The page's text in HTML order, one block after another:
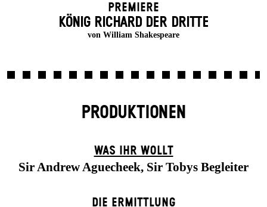
Premiere
KÖNIG RICHARD DER DRITTE
von William Shakespeare
PRODUKTIONEN
WAS IHR WOLLT
Sir Andrew Aguecheek, Sir Tobys Begleiter
DIE ERMITTLUNG